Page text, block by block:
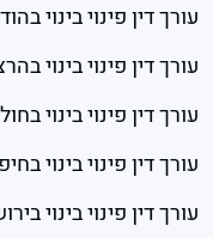
עורך דין פינוי בינוי
עורך דין פינוי בינוי
עורך דין פינוי בינוי
עורך דין פינוי בינוי
עורך דין פינוי בינוי